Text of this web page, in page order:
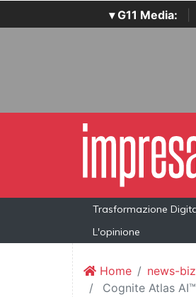
▾ G11 Media:
Trasformazione
L'opinione
Home
news-biz
Cognite Atlas